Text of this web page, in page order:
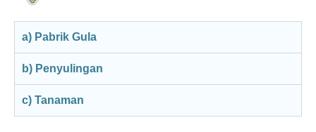
a) Pabrik Gula
b) Penyulingan
c) Tanaman